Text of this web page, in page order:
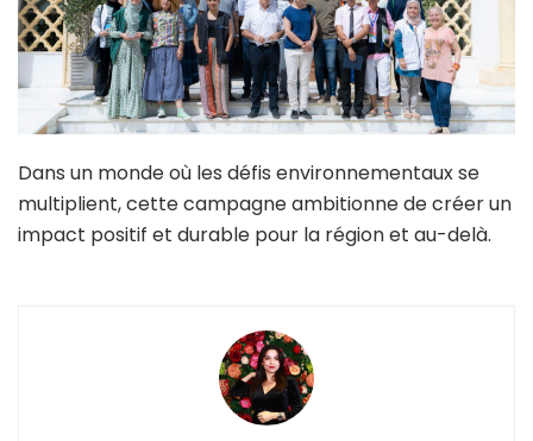
Dans un monde où les défis environnementaux se
multiplient, cette campagne ambitionne de créer un
impact positif et durable pour la région et au-delà.